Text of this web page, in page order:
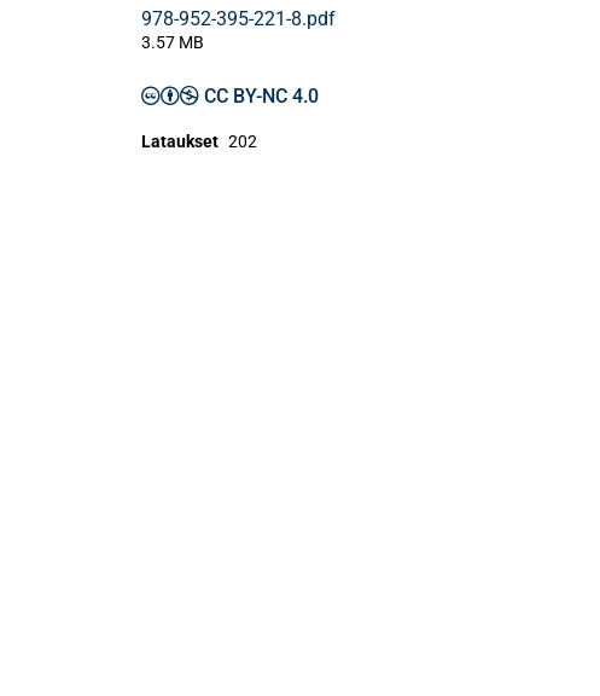
978-952-395-221-8.pdf
3.57 MB
CC BY-NC 4.0
Lataukset 202